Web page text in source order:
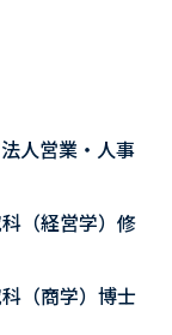
人営業・人事
（経営学）修
（商学）博士